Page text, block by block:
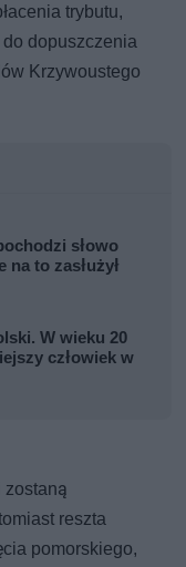
trybutu,
dopuszczenia
Krzywoustego
słowo
na to zasłużył
W wieku 20
człowiek w
reszta
pomorskiego,